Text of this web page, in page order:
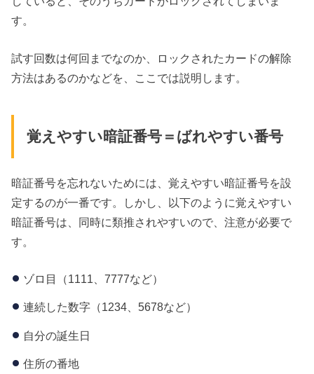
す。
試す回数は何回までなのか、ロックされたカードの解除
方法はあるのかなどを、ここでは説明します。
覚えやすい暗証番号＝ばれやすい番号
暗証番号を忘れないためには、覚えやすい暗証番号を設
定するのが一番です。しかし、以下のように覚えやすい
暗証番号は、同時に類推されやすいので、注意が必要で
す。
ゾロ目（1111、7777など）
連続した数字（1234、5678など）
自分の誕生日
住所の番地